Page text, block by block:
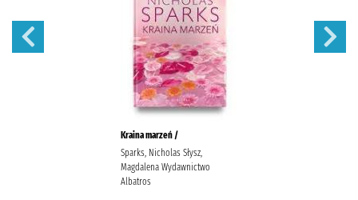
Kraina marzeń /
Sparks, Nicholas Słysz,
Magdalena Wydawnictwo
Albatros